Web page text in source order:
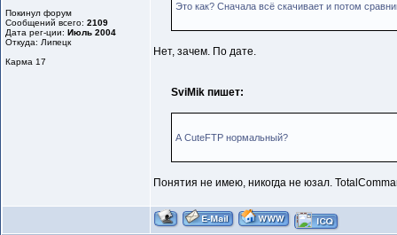
Покинул форум
Сообщений всего: 2109
Дата рег-ции: Июль 2004
Откуда: Липецк
Карма 17
Это как? Сначала всё скачивает и потом
Нет, зачем. По дате.
SviMik пишет:
А CuteFTP нормальный?
Понятия не имею, никогда не юзал.